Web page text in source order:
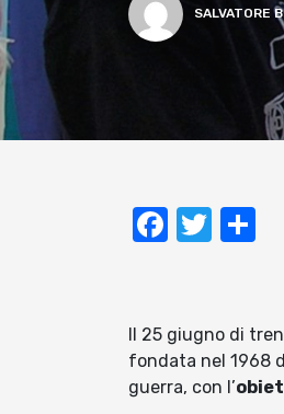
Il 25 giugno di
fondata nel 1968
guerra, con l’